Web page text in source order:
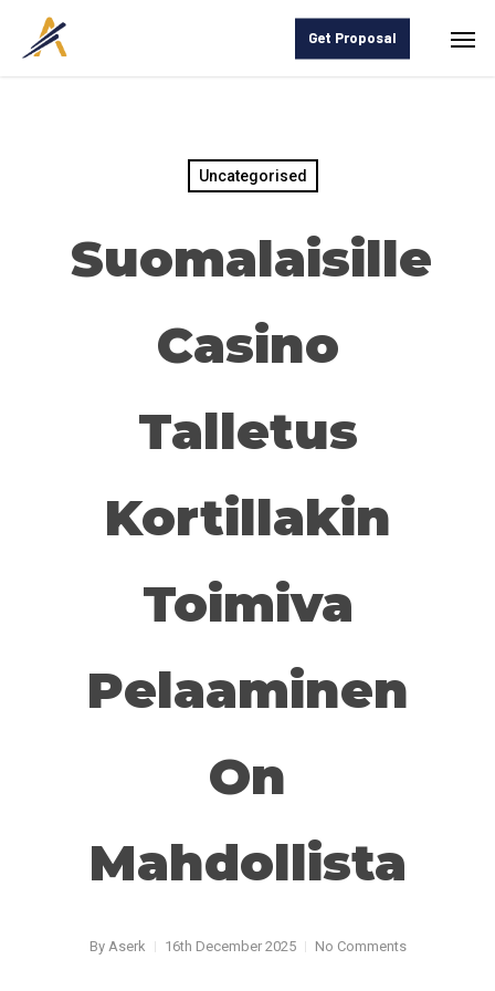
Get Proposal
Uncategorised
Suomalaisille
Casino
Talletus
Kortillakin
Toimiva
Pelaaminen
On
Mahdollista
By Aserk 16th December 2025 No Comments